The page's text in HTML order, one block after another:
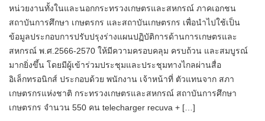
หน่วยงานทั้งในและนอกกระทรวงเกษตรและสหกรณ์ ภาคเอกชน
สถาบันการศึกษา เกษตรกร และสถาบันเกษตรกร เพื่อนำไปใช้เป็น
ข้อมูลประกอบการปรับปรุงร่างแผนปฏิบัติการด้านการเกษตรและ
สหกรณ์ พ.ศ.2566-2570 ให้มีความครอบคลุม ครบถ้วน และสมบูรณ์
มากยิ่งขึ้น โดยมีผู้เข้าร่วมประชุมและประชุมทางไกลผ่านสื่อ
อิเล็กทรอนิกส์ ประกอบด้วย พนักงาน เจ้าหน้าที่ ตัวแทนจาก สภา
เกษตรกรแห่งชาติ กระทรวงเกษตรและสหกรณ์ สถาบันการศึกษา
เกษตรกร จำนวน 550 คน telecharger recuva + […]